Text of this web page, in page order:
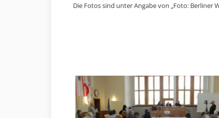
Die Fotos sind unter Angabe von „Foto: Berliner